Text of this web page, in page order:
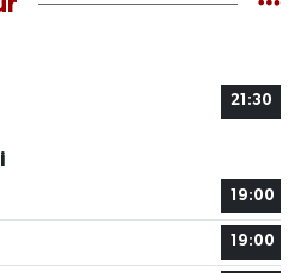
21:30
19:00
19:00